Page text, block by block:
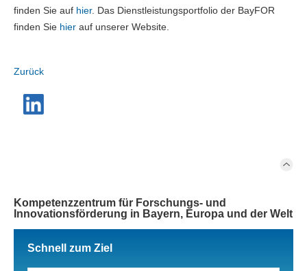
finden Sie auf hier. Das Dienstleistungsportfolio der BayFOR
finden Sie hier auf unserer Website.
Zurück
Kompetenzzentrum für Forschungs- und
Innovationsförderung in Bayern, Europa und der Welt
Schnell zum Ziel